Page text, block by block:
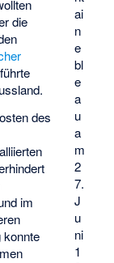
ai
n
e
bl
e
a
u
a
m
2
7.
J
u
ni
1
die
des
im
konnte